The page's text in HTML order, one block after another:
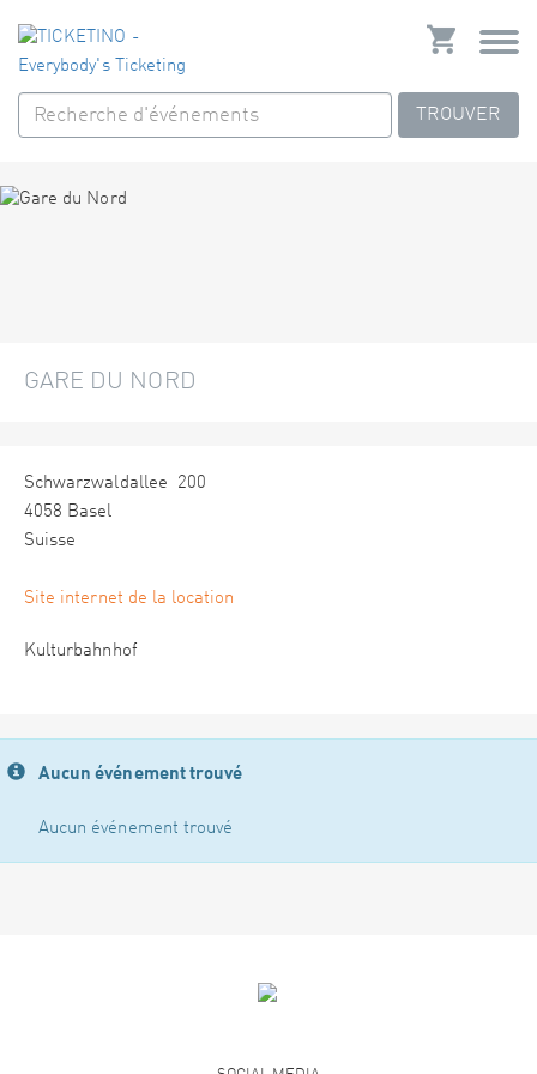
TROUVER
GARE DU NORD
Schwarzwaldallee 200
4058 Basel
Suisse
Site internet de la location
Kulturbahnhof
Aucun événement trouvé
Aucun événement trouvé